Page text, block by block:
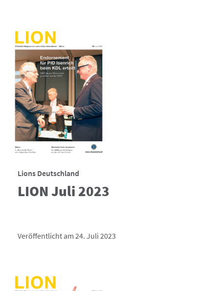
Lions Deutschland
LION Juli 2023
Veröffentlicht am 24. Juli 2023